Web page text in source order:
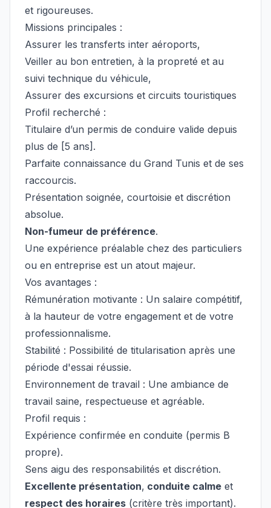
et rigoureuses.
Missions principales :
Assurer les transferts inter aéroports,
Veiller au bon entretien, à la propreté et au
suivi technique du véhicule,
Assurer des excursions et circuits touristiques
Profil recherché :
Titulaire d’un permis de conduire valide depuis
plus de [5 ans].
Parfaite connaissance du Grand Tunis et de ses
raccourcis.
Présentation soignée, courtoisie et discrétion
absolue.
Non-fumeur de préférence.
Une expérience préalable chez des particuliers
ou en entreprise est un atout majeur.
Vos avantages :
Rémunération motivante : Un salaire compétitif,
à la hauteur de votre engagement et de votre
professionnalisme.
Stabilité : Possibilité de titularisation après une
période d'essai réussie.
Environnement de travail : Une ambiance de
travail saine, respectueuse et agréable.
Profil requis :
Expérience confirmée en conduite (permis B
propre).
Sens aigu des responsabilités et discrétion.
Excellente présentation, conduite calme et
respect des horaires (critère très important).